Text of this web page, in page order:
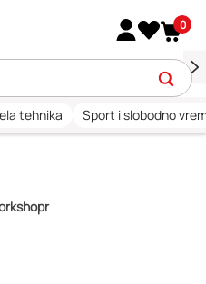
0
tehnika Sport i slobodno